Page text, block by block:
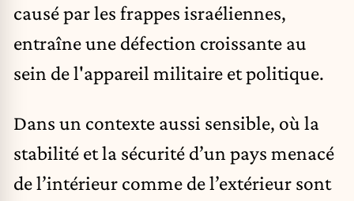
causé par les frappes israéliennes,
entraîne une défection croissante au
sein de l'appareil militaire et politique.
Dans un contexte aussi sensible, où la
stabilité et la sécurité d’un pays menacé
de l’intérieur comme de l’extérieur sont